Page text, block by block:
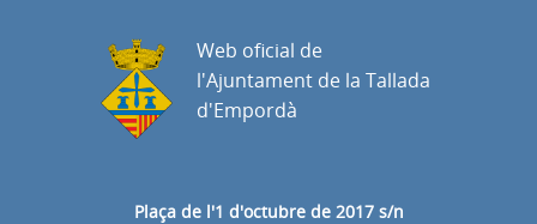
Plaça de l'1 d'octubre de 2017 s/n
Web oficial de
l'Ajuntament de la Tallada
d'Empordà